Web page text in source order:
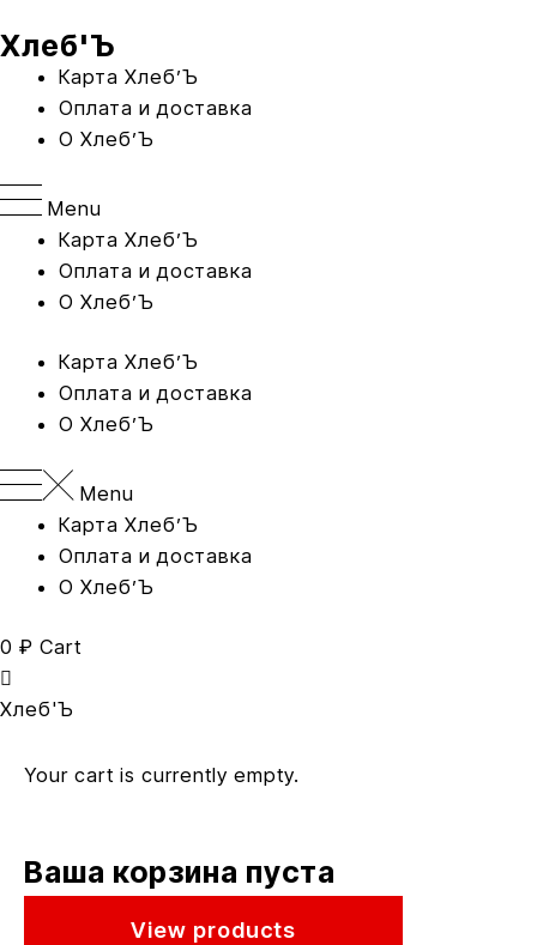
к
содержимому
Хлеб'Ъ
Карта Xлеб’Ъ
Оплата и доставка
O Хлеб’Ъ
Menu
Карта Xлеб’Ъ
Оплата и доставка
O Хлеб’Ъ
Карта Xлеб’Ъ
Оплата и доставка
O Хлеб’Ъ
Menu
Карта Xлеб’Ъ
Оплата и доставка
O Хлеб’Ъ
0 ₽ Cart
Хлеб'Ъ
Your cart is currently empty.
Ваша корзина пуста
View products